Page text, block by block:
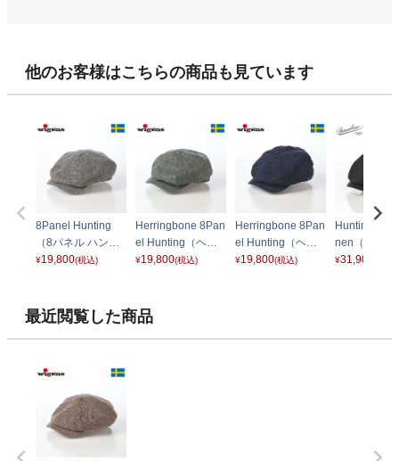
他のお客様はこちらの商品も見ています
8Panel Hunting
（8パネル ハンチ
ング）101853 グ
¥19,800(税込)
Herringbone 8Pan
el Hunting（ヘリ
ンボーン 8パネル
ン
¥19,800(税込)
Herringbone 8Pan
el Hunting（ヘリ
ンボーン 8パネル
¥19,800(税込)
Hunting
nen（ハンチ
ウバルド リ
¥31,900
最近閲覧した商品